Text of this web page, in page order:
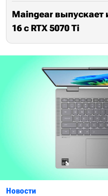
Maingear выпускает
16 с RTX 5070 Ti
Новости